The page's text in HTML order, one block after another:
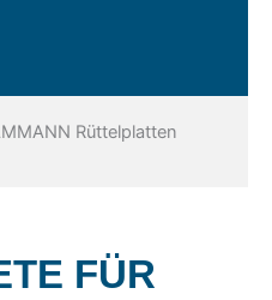
Rüttelplatten
FÜR